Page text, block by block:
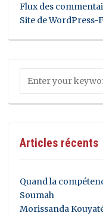
Flux des
Site de WordPress-
Articles récents
Quand la
Soumah
Morissanda